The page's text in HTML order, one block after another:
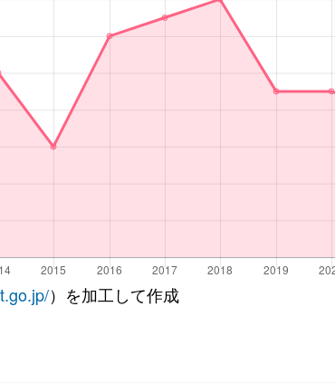
）を加工して作成